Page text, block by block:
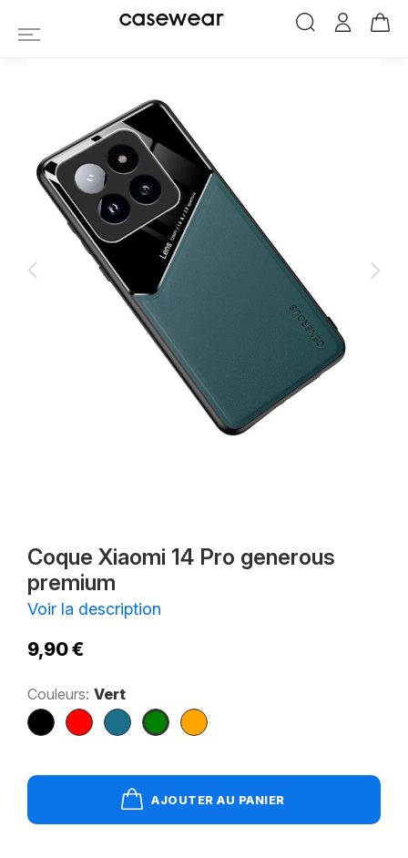
Coque Xiaomi 14 Pro generous premium
casewear
Coque Xiaomi 14 Pro generous
premium
Voir la description
9,90 €
Couleurs: Vert
Noir RougeBleu Vert Orange
AJOUTER AU PANIER